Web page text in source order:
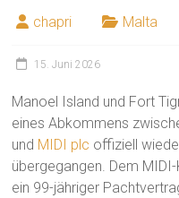
chapri Malta
15. Juni 2026
Manoel Island und Fort
eines Abkommens
und MIDI plc offiziell
übergegangen. Dem
ein 99-jähriger